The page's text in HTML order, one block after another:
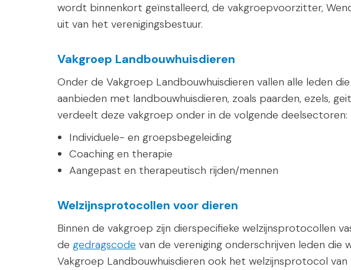
wordt binnenkort geïnstalleerd, de vakgroepvoorzitter,
uit van het verenigingsbestuur.
Vakgroep Landbouwhuisdieren
Onder de Vakgroep Landbouwhuisdieren vallen alle leden
aanbieden met landbouwhuisdieren, zoals paarden, ezels,
verdeelt deze vakgroep onder in de volgende deelsectoren:
Individuele- en groepsbegeleiding
Coaching en therapie
Aangepast en therapeutisch rijden/mennen
Welzijnsprotocollen voor dieren
Binnen de vakgroep zijn dierspecifieke welzijnsprotocollen
de gedragscode van de vereniging onderschrijven leden die
Vakgroep Landbouwhuisdieren ook het welzijnsprotocol